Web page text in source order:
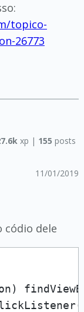
topico-
26773
xp | 155 posts
11/01/2019
códio dele